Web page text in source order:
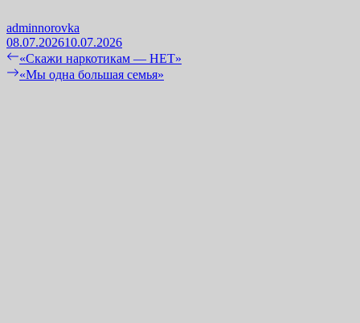
adminnorovka
08.07.202610.07.2026
Навигация
по
Previous
post:
«Скажи наркотикам — НЕТ»
Next
«Мы одна большая семья»